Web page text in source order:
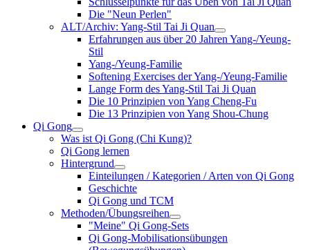
Die "Neun Perlen"
ALT/Archiv: Yang-Stil Tai Ji Quan
Erfahrungen aus über 20 Jahren Yang-/Yeung-
Stil
Yang-/Yeung-Familie
Softening Exercises der Yang-/Yeung-Familie
Lange Form des Yang-Stil Tai Ji Quan
Die 10 Prinzipien von Yang Cheng-Fu
Die 13 Prinzipien von Yang Shou-Chung
Qi Gong
Was ist Qi Gong (Chi Kung)?
Qi Gong lernen
Hintergrund
Einteilungen / Kategorien / Arten von Qi Gong
Geschichte
Qi Gong und TCM
Methoden/Übungsreihen
"Meine" Qi Gong-Sets
Qi Gong-Mobilisationsübungen